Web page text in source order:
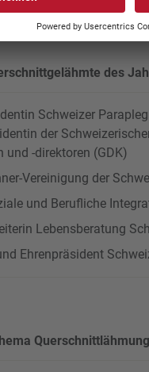
des
Schweizer
der
und -direktoren (GDK)
Vereinigung der
und Berufliche
Lebensberatung
Ehrenpräsident
Querschnittlähmung